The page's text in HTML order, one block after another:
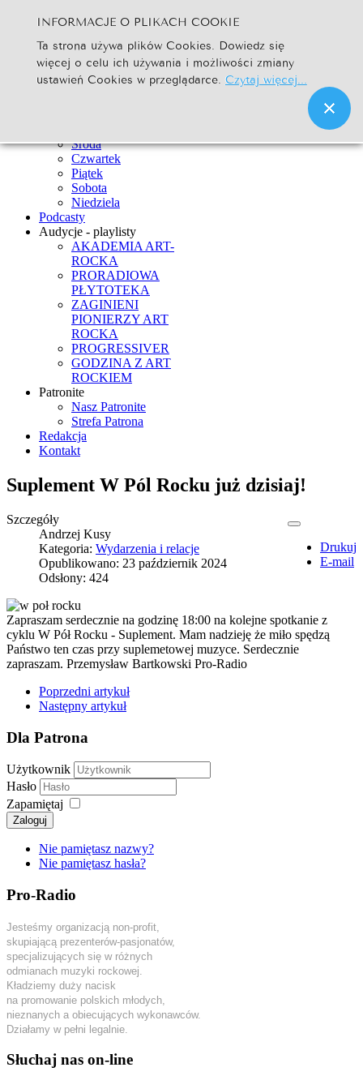
Szukaj... Go
Strona Główna
Newsy
Środa
Czwartek
Piątek
Sobota
Niedziela
Podcasty
Audycje - playlisty
AKADEMIA ART-
ROCKA
PRORADIOWA
PŁYTOTEKA
ZAGINIENI
PIONIERZY ART
ROCKA
PROGRESSIVER
GODZINA Z ART
ROCKIEM
Patronite
Nasz Patronite
Strefa Patrona
Redakcja
Kontakt
Suplement W Pól Rocku już dzisiaj!
Drukuj
E-mail
Szczegóły
Andrzej Kusy
Kategoria: Wydarzenia i relacje
Opublikowano: 23 październik 2024
Odsłony: 424
Zapraszam serdecznie na godzinę 18:00 na kolejne spotkanie z
cyklu W Pół Rocku - Suplement. Mam nadzieję że miło spędzą
Państwo ten czas przy suplemetowej muzyce. Serdecznie
zapraszam. Przemysław Bartkowski Pro-Radio
Poprzedni artykuł
Następny artykuł
Dla Patrona
Użytkownik
Hasło
Zapamiętaj
Zaloguj
Nie pamiętasz nazwy?
Nie pamiętasz hasła?
Pro-Radio
Jesteśmy organizacją non-profit,
skupiającą prezenterów-pasjonatów,
specjalizujących się w różnych
odmianach muzyki rockowej.
Kładziemy duży nacisk
na promowanie polskich młodych,
nieznanych a obiecujących wykonawców.
Działamy w pełni legalnie.
Słuchaj nas on-line
INFORMACJE O PLIKACH COOKIE
Ta strona używa plików Cookies. Dowiedz się
więcej o celu ich używania i możliwości zmiany
ustawień Cookies w przeglądarce. Czytaj więcej...